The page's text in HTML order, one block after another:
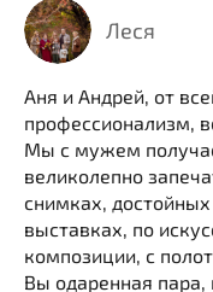
Леся
Аня и Андрей, от
профессионализм,
Мы с мужем
великолепно
снимках,
выставках, по
композиции, с
Вы одаренная пара,